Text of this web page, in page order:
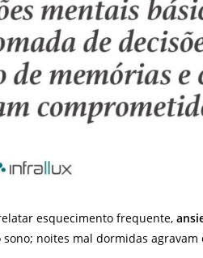
esquecimento frequente,
noites mal dormidas